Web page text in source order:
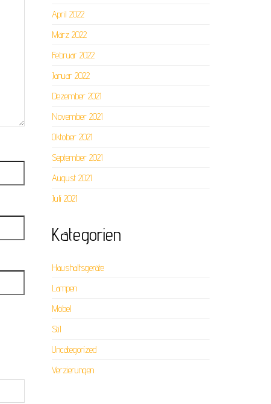
April 2022
März 2022
Februar 2022
Januar 2022
Dezember 2021
November 2021
Oktober 2021
September 2021
August 2021
Juli 2021
Kategorien
Haushaltsgeräte
Lampen
Möbel
Stil
Uncategorized
Verzierungen